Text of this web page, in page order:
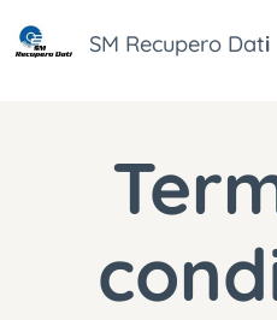
SM Recupero Dati